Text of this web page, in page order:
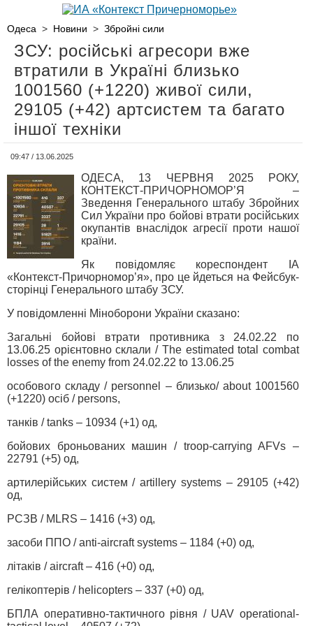
Одеса > Новини > Збройні сили
ЗСУ: російські агресори вже
втратили в Україні близько
1001560 (+1220) живої сили,
29105 (+42) артсистем та багато
іншої техніки
09:47 / 13.06.2025
ОДЕСА, 13 ЧЕРВНЯ 2025 РОКУ,
КОНТЕКСТ-ПРИЧОРНОМОР’Я –
Зведення Генерального штабу Збройних
Сил України про бойові втрати російських
окупантів внаслідок агресії проти нашої
країни.
Як повідомляє кореспондент ІА
«Контекст-Причорномор’я», про це йдеться на Фейсбук-
сторінці Генерального штабу ЗСУ.
У повідомленні Міноборони України сказано:
Загальні бойові втрати противника з 24.02.22 по
13.06.25 орієнтовно склали / The estimated total combat
losses of the enemy from 24.02.22 to 13.06.25
особового складу / personnel ‒ близько/ about 1001560
(+1220) осіб / persons,
танків / tanks ‒ 10934 (+1) од,
бойових броньованих машин / troop-carrying AFVs ‒
22791 (+5) од,
артилерійських систем / artillery systems – 29105 (+42)
од,
РСЗВ / MLRS – 1416 (+3) од,
засоби ППО / anti-aircraft systems ‒ 1184 (+0) од,
літаків / aircraft – 416 (+0) од,
гелікоптерів / helicopters – 337 (+0) од,
БПЛА оперативно-тактичного рівня / UAV operational-